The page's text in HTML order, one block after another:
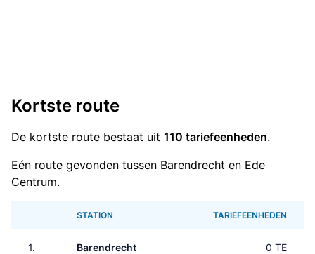
Kortste route
De kortste route bestaat uit 110 tariefeenheden.
Eén route gevonden tussen Barendrecht en Ede
Centrum.
STATION TARIEFEENHEDEN
1. Barendrecht 0 TE